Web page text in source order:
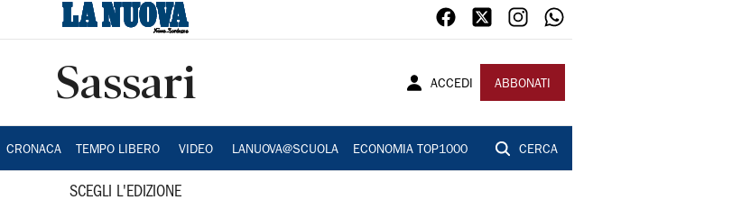
Sassari ACCEDI ABBONATI
CRONACA TEMPO LIBERO VIDEO LANUOVA@SCUOLA ECONOMIA TOP1000 CERCA
SCEGLI L'EDIZIONE